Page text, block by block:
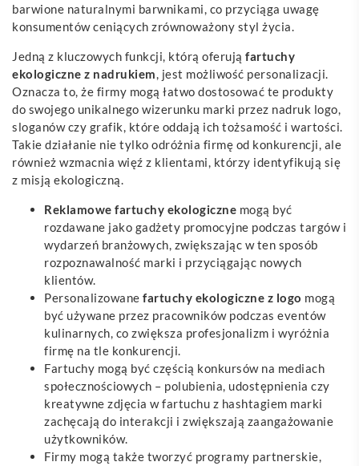
barwione naturalnymi barwnikami, co przyciąga uwagę
konsumentów ceniących zrównoważony styl życia.
Jedną z kluczowych funkcji, którą oferują fartuchy
ekologiczne z nadrukiem, jest możliwość personalizacji.
Oznacza to, że firmy mogą łatwo dostosować te produkty
do swojego unikalnego wizerunku marki przez nadruk logo,
sloganów czy grafik, które oddają ich tożsamość i wartości.
Takie działanie nie tylko odróżnia firmę od konkurencji, ale
również wzmacnia więź z klientami, którzy identyfikują się
z misją ekologiczną.
Reklamowe fartuchy ekologiczne mogą być
rozdawane jako gadżety promocyjne podczas targów i
wydarzeń branżowych, zwiększając w ten sposób
rozpoznawalność marki i przyciągając nowych
klientów.
Personalizowane fartuchy ekologiczne z logo mogą
być używane przez pracowników podczas eventów
kulinarnych, co zwiększa profesjonalizm i wyróżnia
firmę na tle konkurencji.
Fartuchy mogą być częścią konkursów na mediach
społecznościowych – polubienia, udostępnienia czy
kreatywne zdjęcia w fartuchu z hashtagiem marki
zachęcają do interakcji i zwiększają zaangażowanie
użytkowników.
Firmy mogą także tworzyć programy partnerskie,